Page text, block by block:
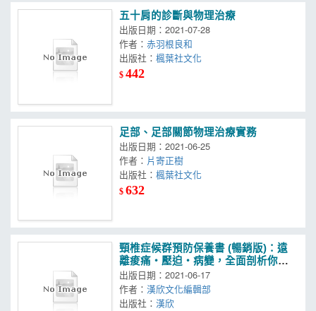
五十肩的診斷與物理治療
出版日期：2021-07-28
作者：赤羽根良和
出版社：
$442
足部、足部關節物理治療實務
出版日期：2021-06-25
作者： 片寄正樹
出版社：
$632
頸椎症候群預防保養書 (暢銷版)：遠
離痠痛‧壓迫‧病變，全面剖析你的
頸椎狀況！
出版日期：2021-06-17
作者：漢欣文化編輯部
出版社：